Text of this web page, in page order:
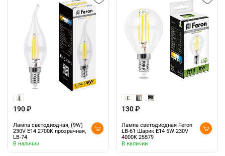
190 ₽
Лампа светодиодная, (9W)
230V E14 2700K прозрачная,
LB-74
В наличии
130 ₽
Лампа светодиодная Feron
LB-61 Шарик E14 5W 230V
4000K 25579
В наличии